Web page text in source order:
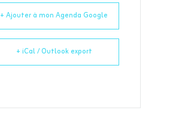
+ Ajouter à mon Agenda Google
+ iCal / Outlook export